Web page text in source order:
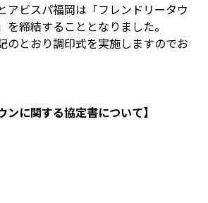
アビスパ福岡は「フレンドリータウ
を締結することとなりました。
のとおり調印式を実施しますのでお
ンに関する協定書について】